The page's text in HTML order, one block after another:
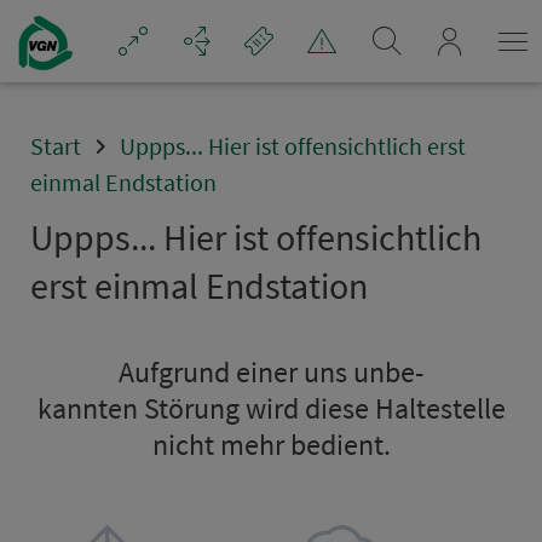
Navigation überspringen
Start
Uppps... Hier ist offensichtlich erst
einmal Endstation
Uppps... Hier ist offensichtlich
erst einmal Endsta­ti­on
Aufgrund einer uns un­be­
kannten Störung wird diese Hal­te­stel­le
nicht mehr bedient.